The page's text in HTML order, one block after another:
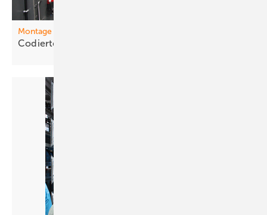
Montage
Cod ierte S teckverbinder vermeiden